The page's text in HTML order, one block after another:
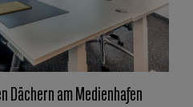
Dächern am Medienhafen